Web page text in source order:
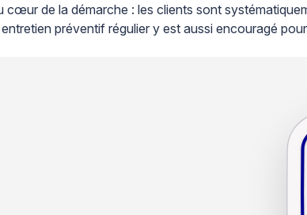
cœur de la démarche : les clients sont
préventif régulier y est aussi encouragé